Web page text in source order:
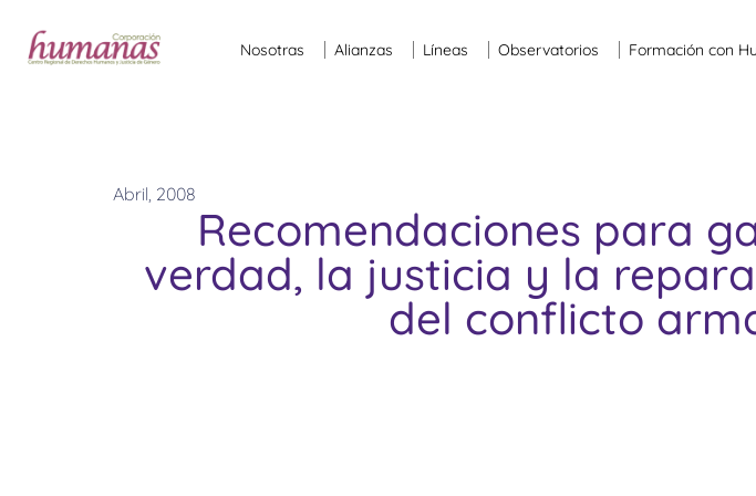
Nosotras Alianzas Líneas Observatorios Formación con
Abril, 2008
Recomendaciones para
verdad, la justicia y la
del conflicto